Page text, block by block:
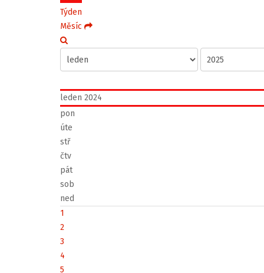
Týden
Měsíc
leden 2024
pon
úte
stř
čtv
pát
sob
ned
1
2
3
4
5